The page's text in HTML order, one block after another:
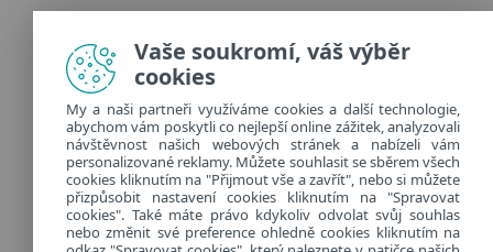
Zásady ochrany osobních údajů
Spravovat cookies
Provozuje:
ESET software spol. s r.o.
Classic 7 Business Park, Jankovcova 1037/49
170 00 Praha 7, Česká republika
IČ: 26467593
Vaše soukromí, váš výběr
cookies
My a naši partneři využíváme cookies a další technologie,
abychom vám poskytli co nejlepší online zážitek, analyzovali
návštěvnost našich webových stránek a nabízeli vám
personalizované reklamy. Můžete souhlasit se sběrem všech
cookies kliknutím na "Přijmout vše a zavřít", nebo si můžete
přizpůsobit nastavení cookies kliknutím na "Spravovat
cookies". Také máte právo kdykoliv odvolat svůj souhlas
nebo změnit své preference ohledně cookies kliknutím na